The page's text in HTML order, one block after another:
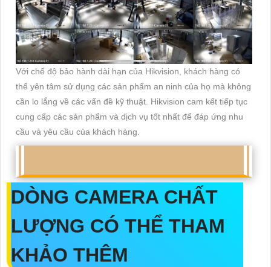
Với chế độ bảo hành dài hạn của Hikvision, khách hàng có
thể yên tâm sử dụng các sản phẩm an ninh của họ mà không
cần lo lắng về các vấn đề kỹ thuật. Hikvision cam kết tiếp tục
cung cấp các sản phẩm và dịch vụ tốt nhất để đáp ứng nhu
cầu và yêu cầu của khách hàng.
DÒNG CAMERA CHẤT
LƯỢNG CÓ THỂ THAM
KHẢO THÊM